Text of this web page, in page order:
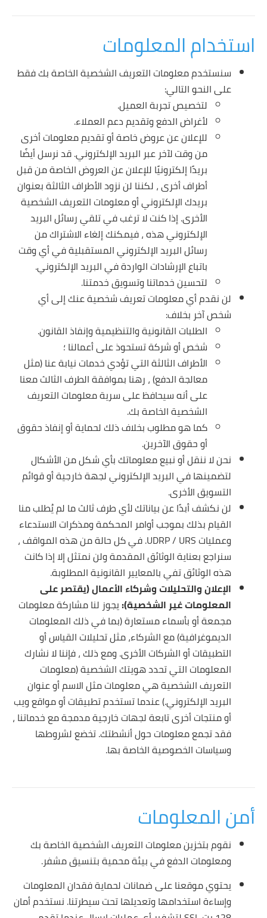
استخدام المعلومات
سنستخدم معلومات التعريف الشخصية الخاصة بك فقط
على النحو التالي:
لتخصيص تجربة العميل.
لأغراض الدفع وتقديم دعم العملاء.
للإعلان عن عروض خاصة أو تقديم معلومات أخرى
من وقت لآخر عبر البريد الإلكتروني. قد نرسل أيضًا
بريدًا إلكترونيًا للإعلان عن العروض الخاصة من قبل
أطراف أخرى ، لكننا لن نزود الأطراف الثالثة بعنوان
بريدك الإلكتروني أو معلومات التعريف الشخصية
الأخرى. إذا كنت لا ترغب في تلقي رسائل البريد
الإلكتروني هذه ، فيمكنك إلغاء الاشتراك من
رسائل البريد الإلكتروني المستقبلية في أي وقت
باتباع الإرشادات الواردة في البريد الإلكتروني.
لتحسين خدماتنا وتسويق خدمتنا.
لن نقدم أي معلومات تعريف شخصية عنك إلى أي
شخص آخر بخلاف:
الطلبات القانونية والتنظيمية وإنفاذ القانون.
شخص أو شركة تستحوذ على أعمالنا ؛
الأطراف الثالثة التي تؤدي خدمات نيابة عنا (مثل
معالجة الدفع) ، رهنا بموافقة الطرف الثالث معنا
على أنه سيحافظ على سرية معلومات التعريف
الشخصية الخاصة بك.
كما هو مطلوب بخلاف ذلك لحماية أو إنفاذ حقوق
أو حقوق الآخرين.
نحن لا ننقل أو نبيع معلوماتك بأي شكل من الأشكال
لتضمينها في البريد الإلكتروني لجهة خارجية أو قوائم
التسويق الأخرى.
لن نكشف أبدًا عن بياناتك لأي طرف ثالث ما لم يُطلب منا
القيام بذلك بموجب أوامر المحكمة ومذكرات الاستدعاء
وعمليات UDRP / URS. في كل حالة من هذه المواقف ،
سنراجع بعناية الوثائق المقدمة ولن نمتثل إلا إذا كانت
هذه الوثائق تفي بالمعايير القانونية المطلوبة.
الإعلان والتحليلات وشركاء الأعمال (يقتصر على
المعلومات غير الشخصية): يجوز لنا مشاركة معلومات
مجمعة أو بأسماء مستعارة (بما في ذلك المعلومات
الديموغرافية) مع الشركاء، مثل تحليلات القياس أو
التطبيقات أو الشركات الأخرى. ومع ذلك ، فإننا لا نشارك
المعلومات التي تحدد هويتك الشخصية (معلومات
التعريف الشخصية هي معلومات مثل الاسم أو عنوان
البريد الإلكتروني.) عندما تستخدم تطبيقات أو مواقع ويب
أو منتجات أخرى تابعة لجهات خارجية مدمجة مع خدماتنا ،
فقد تجمع معلومات حول أنشطتك. تخضع لشروطها
وسياسات الخصوصية الخاصة بها.
أمن المعلومات
نقوم بتخزين معلومات التعريف الشخصية الخاصة بك
ومعلومات الدفع في بيئة محمية بتنسيق مشفر.
يحتوي موقعنا على ضمانات لحماية فقدان المعلومات
وإساءة استخدامها وتعديلها تحت سيطرتنا. نستخدم أمان